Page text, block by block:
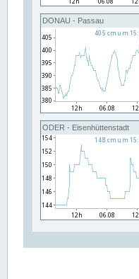
DONAU - Passau
ODER - Eisenhüttenstadt